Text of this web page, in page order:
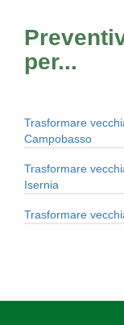
per...
Trasformare
Campobasso
Trasformare
Isernia
Trasformare